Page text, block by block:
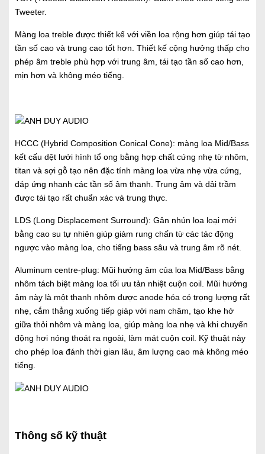
Tweeter.
Màng loa treble được thiết kế với viền loa rộng hơn giúp tái tạo
tần số cao và trung cao tốt hơn. Thiết kế cộng hưởng thấp cho
phép âm treble phù hợp với trung âm, tái tạo tần số cao hơn,
mịn hơn và không méo tiếng.
HCCC (Hybrid Composition Conical Cone): màng loa Mid/Bass
kết cấu dệt lưới hình tổ ong bằng hợp chất cứng nhẹ từ nhôm,
titan và sợi gỗ tạo nên đặc tính màng loa vừa nhẹ vừa cứng,
đáp ứng nhanh các tần số âm thanh. Trung âm và dải trầm
được tái tạo rất chuẩn xác và trung thực.
LDS (Long Displacement Surround): Gân nhún loa loại mới
bằng cao su tự nhiên giúp giảm rung chấn từ các tác động
ngược vào màng loa, cho tiếng bass sâu và trung âm rõ nét.
Aluminum centre-plug: Mũi hướng âm của loa Mid/Bass bằng
nhôm tách biệt màng loa tối ưu tản nhiệt cuộn coil. Mũi hướng
âm này là một thanh nhôm được anode hóa có trọng lượng rất
nhẹ, cắm thẳng xuống tiếp giáp với nam châm, tạo khe hở
giữa thỏi nhôm và màng loa, giúp màng loa nhẹ và khi chuyển
động hơi nóng thoát ra ngoài, làm mát cuộn coil. Kỹ thuật này
cho phép loa đánh thời gian lâu, âm lượng cao mà không méo
tiếng.
Thông số kỹ thuật